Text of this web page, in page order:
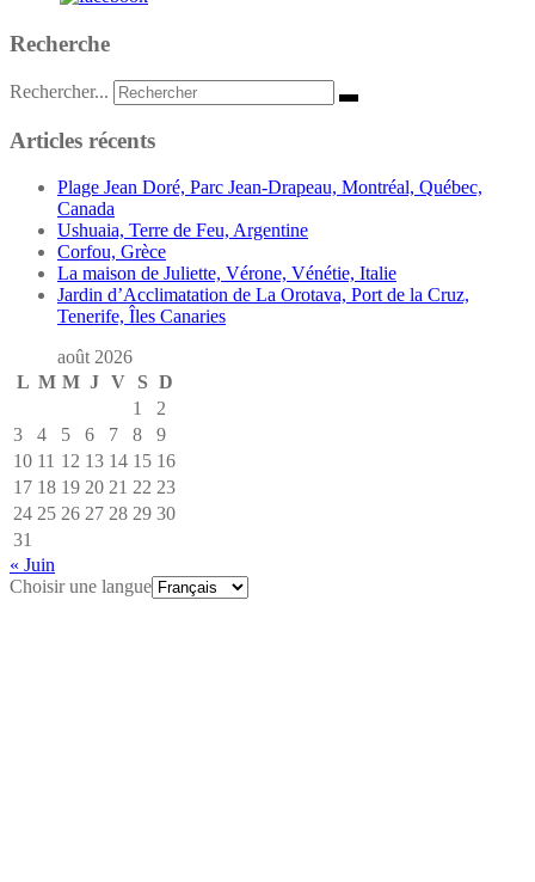
Recherche
Rechercher...
Articles récents
Plage Jean Doré, Parc Jean-Drapeau, Montréal, Québec,
Canada
Ushuaia, Terre de Feu, Argentine
Corfou, Grèce
La maison de Juliette, Vérone, Vénétie, Italie
Jardin d’Acclimatation de La Orotava, Port de la Cruz,
Tenerife, Îles Canaries
août 2026
L M M J V S D
1
2
3
4 5 6 7 8
9
10 11 12 13 14 15 16
17 18 19 20 21 22 23
24 25 26 27 28 29 30
31
« Juin
Choisir une langue